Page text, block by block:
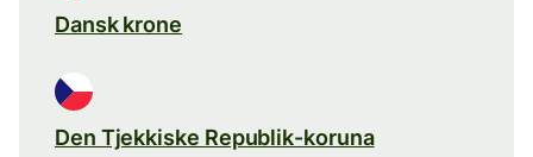
Dansk krone
Den Tjekkiske Republik-koruna